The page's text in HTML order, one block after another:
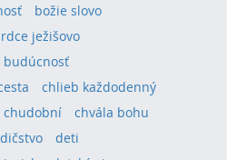
božie slovo
ježišovo
budúcnosť
chlieb každodenný
chudobní
chvála bohu
deti